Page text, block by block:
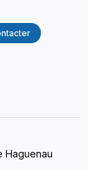
Haguenau